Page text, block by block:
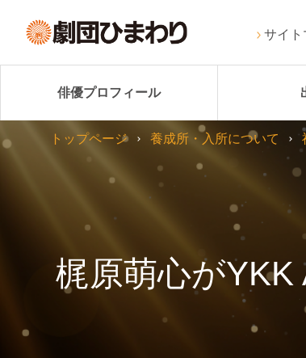
サイト
俳優プロフィール
梶原萌心がYKK
トップページ 養成所・入所について